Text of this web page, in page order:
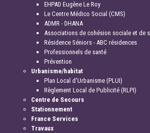
EHPAD Eugène Le Roy
Le Centre Médico Social (CMS)
ADMR - DHANA
Associations de cohésion sociale et de
Résidence Séniors - ABC résidences
Professionnels de santé
Prévention
Urbanisme/habitat
Plan Local d'Urbanisme (PLUI)
Règlement Local de Publicité (RLPI)
Centre de Secours
Stationnement
France Services
Travaux